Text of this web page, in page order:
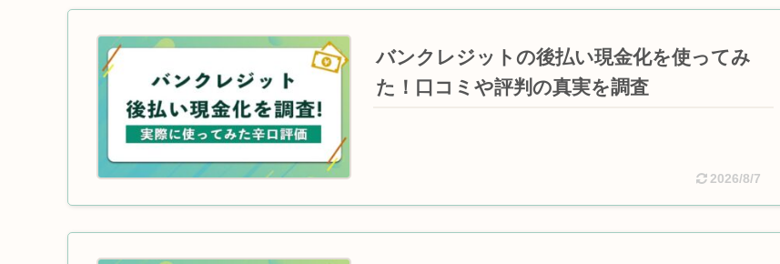
バンクレジットの後払い現金化を使ってみ
た！口コミや評判の真実を調査
2026/8/7